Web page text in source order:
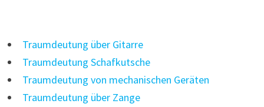
Traumdeutung über Gitarre
Traumdeutung Schafkutsche
Traumdeutung von mechanischen Geräten
Traumdeutung über Zange